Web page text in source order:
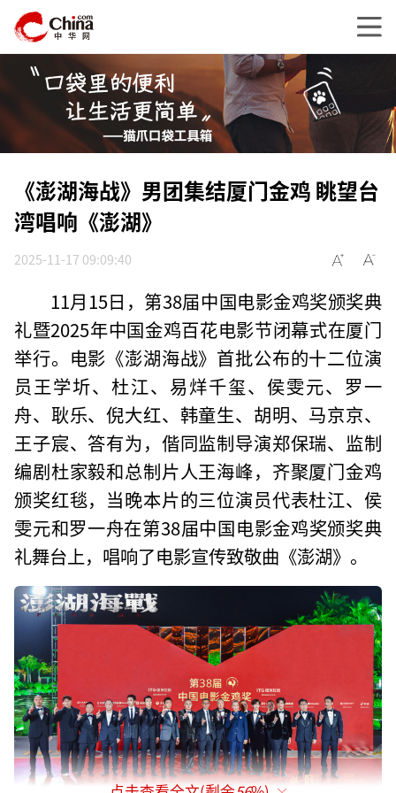
《澎湖海战》男团集结厦门金鸡 眺望台
湾唱响《澎湖》
2025-11-17 09:09:40
11月15日，第38届中国电影金鸡奖颁奖典
礼暨2025年中国金鸡百花电影节闭幕式在厦门
举行。电影《澎湖海战》首批公布的十二位演
员王学圻、杜江、易烊千玺、侯雯元、罗一
舟、耿乐、倪大红、韩童生、胡明、马京京、
王子宸、答有为，偕同监制导演郑保瑞、监制
编剧杜家毅和总制片人王海峰，齐聚厦门金鸡
颁奖红毯，当晚本片的三位演员代表杜江、侯
雯元和罗一舟在第38届中国电影金鸡奖颁奖典
礼舞台上，唱响了电影宣传致敬曲《澎湖》。